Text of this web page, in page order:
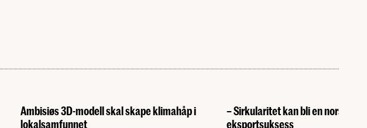
Ambisiøs 3D-modell skal skape klimahåp i
lokalsamfunnet
– Sirkularitet kan bli en norsk
eksportsuksess